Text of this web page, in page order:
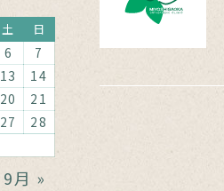
土 日
6
7
13
14
20
21
27
28
9月 »